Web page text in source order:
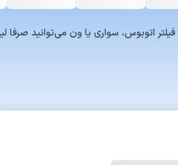
با انتخاب فیلتر اتوبوس، سواری یا ون